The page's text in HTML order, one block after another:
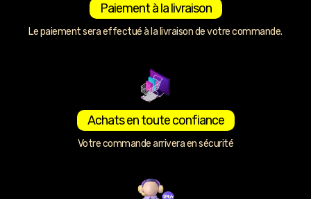
Paiement à la livraison
Le paiement sera effectué à la livraison de votre commande.
Achats en toute confiance
Votre commande arrivera en sécurité